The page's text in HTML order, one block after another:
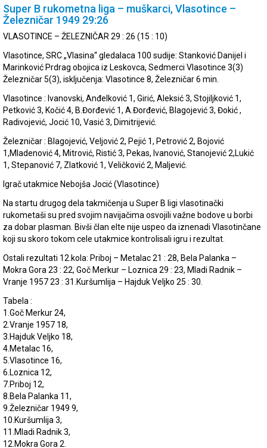
Super B rukometna liga – muškarci, Vlasotince –
Železničar 1949 29:26
VLASOTINCE – ŽELEZNIČAR 29 : 26 (15 : 10)
Vlasotince, SRC „Vlasina“ gledalaca 100 sudije: Stanković Danijel i
Marinković Prdrag obojica iz Leskovca, Sedmerci Vlasotince 3(3)
Železničar 5(3), isključenja: Vlasotince 8, Železničar 6 min.
Vlasotince : Ivanovski, Anđelković 1, Girić, Aleksić 3, Stojiljković 1,
Petković 3, Kočić 4, B.Đorđević 1, A.Đorđević, Blagojević 3, Đokić ,
Radivojević, Jocić 10, Vasić 3, Dimitrijević.
Železničar : Blagojević, Veljović 2, Pejić 1, Petrović 2, Bojović
1,Mladenović 4, Mitrović, Ristić 3, Pekas, Ivanović, Stanojević 2,Lukić
1, Stepanović 7, Zlatković 1, Veličković 2, Maljević.
Igrač utakmice Nebojša Jocić (Vlasotince)
Na startu drugog dela takmičenja u Super B ligi vlasotinački
rukometaši su pred svojim navijačima osvojili važne bodove u borbi
za dobar plasman. Bivši član elte nije uspeo da iznenadi Vlasotinčane
koji su skoro tokom cele utakmice kontrolisali igru i rezultat.
Ostali rezultati 12.kola: Priboj – Metalac 21 : 28, Bela Palanka –
Mokra Gora 23 : 22, Goč Merkur – Loznica 29 : 23, Mladi Radnik –
Vranje 1957 23 : 31.Kuršumlija – Hajduk Veljko 25 : 30.
Tabela :
1.Goč Merkur 24,
2.Vranje 1957 18,
3.Hajduk Veljko 18,
4.Metalac 16,
5.Vlasotince 16,
6.Loznica 12,
7.Priboj 12,
8.Bela Palanka 11,
9.Železničar 1949 9,
10.Kuršumlija 3,
11.Mladi Radnik 3,
12.Mokra Gora 2.